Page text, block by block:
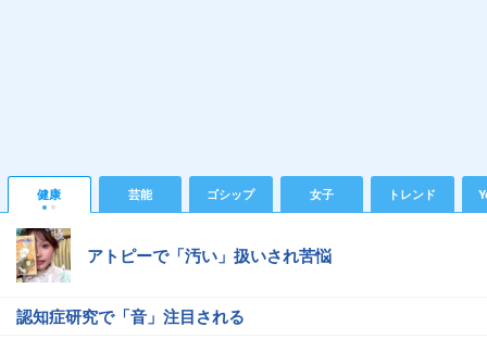
健康 芸能 ゴシップ 女子 トレンド
アトピーで「汚い」扱いされ苦悩
認知症研究で「音」注目される